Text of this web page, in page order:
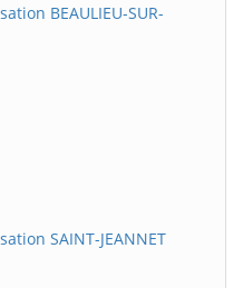
BEAULIEU-SUR-
SAINT-JEANNET